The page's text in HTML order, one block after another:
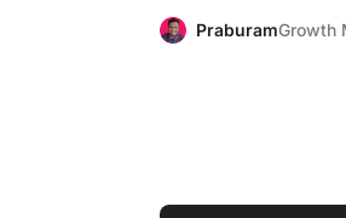
PraburamGrowth